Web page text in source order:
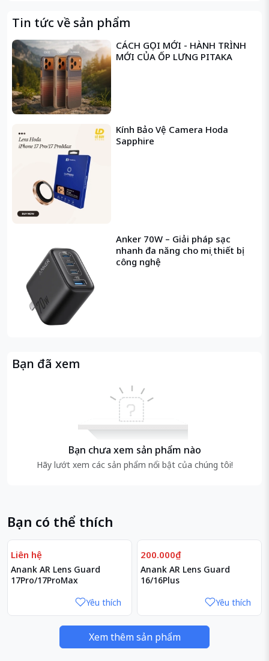
nano hạn chế bám bẩn, mồ hôi và dấu vân tay.
⚙️Dán dễ – Khớp chuẩn:
Dán dễ dàng tại nhà nhờ
khung định vị thông minh của Anank.
Thông tin chi tiết:
Độ cứng:9H
Thiết kế:2.5D bo cong viền
Thương hiệu: ANANK (Since 2013)
Tính năng:
Chống nhìn trộm – Chống trầy – Hiển
thị rõ nét – Cảm ứng nhạy
Lưu ý:Mẫubao bì có thể khác nhau
máy, nhưng
Tin tức về sản phẩm
CÁCH GỌI MỚI - HÀNH TRÌNH
MỚI CỦA ỐP LƯNG PITAKA
Kính Bảo Vệ Camera Hoda
Sapphire
Anker 70W – Giải pháp sạc
nhanh đa năng cho mọi thiết bị
công nghệ
Bạn đã xem
Bạn chưa xem sản phẩm nào
Hãy lướt xem các sản phẩm nổi bật của chúng tôi!
Bạn có thể thích
Liên hệ
Anank AR Lens Guard
17Pro/17ProMax
Yêu thích
200.000₫
Anank AR Lens Guard
16/16Plus
Yêu thích
Xem thêm sản phẩm